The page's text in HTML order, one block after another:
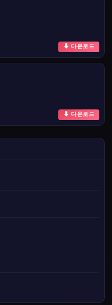
⬇ 다운로드
⬇ 다운로드